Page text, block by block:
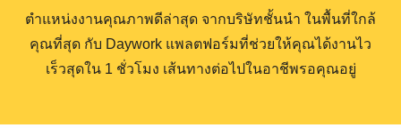
ตำแหน่งงานคุณภาพดีล่าสุด จากบริษัทชั้นนำ ในพื้นที่ใกล้
คุณที่สุด กับ Daywork แพลตฟอร์มที่ช่วยให้คุณได้งานไว
เร็วสุดใน 1 ชั่วโมง เส้นทางต่อไปในอาชีพรอคุณอยู่